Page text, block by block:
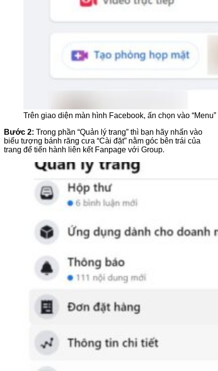
Trên giao diện màn hình Facebook, ấn chọn vào “Menu”
Bước 2: Trong phần “Quản lý trang” thì bạn hãy nhấn vào
biểu tượng bánh răng cưa “Cài đặt” nằm góc bên trái của
trang để tiến hành liên kết Fanpage với Group.